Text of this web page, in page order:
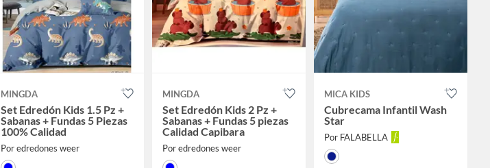
MINGDA
Set Edredón Kids 1.5 Pz +
Sabanas + Fundas 5 Piezas
100% Calidad
Por edredones weer
MINGDA
Set Edredón Kids 2 Pz +
Sabanas + Fundas 5 piezas
Calidad Capibara
Por edredones weer
MICA KIDS
Cubrecama Infantil Wash
Star
Por FALABELLA